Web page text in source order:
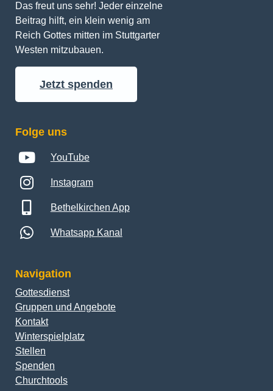
Das freut uns sehr! Jeder einzelne
Beitrag hilft, ein klein wenig am
Reich Gottes mitten im Stuttgarter
Westen mitzubauen.
Jetzt spenden
Folge uns
YouTube
Instagram
Bethelkirchen App
Whatsapp Kanal
Navigation
Gottesdienst
Gruppen und Angebote
Kontakt
Winterspielplatz
Stellen
Spenden
Churchtools